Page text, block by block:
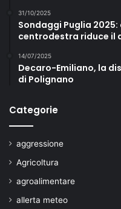
31/10/2025
Sondaggi Puglia
centrodestra riduce il
14/07/2025
Decaro-Emiliano, la
di Polignano
Categorie
aggressione
Agricoltura
agroalimentare
allerta meteo